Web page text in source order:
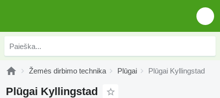
Žemės dirbimo technika Plūgai Plūgai Kyllingstad
Plūgai Kyllingstad